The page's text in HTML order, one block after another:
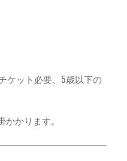
ケット必要、5歳以下の
かります。